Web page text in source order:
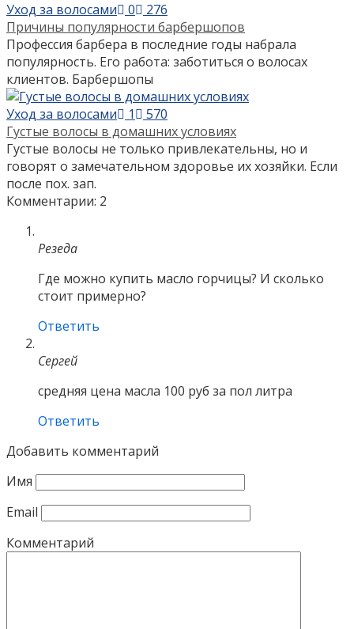
Уход за волосами
0
276
Причины популярности барбершопов
Профессия барбера в последние годы набрала
популярность. Его работа: заботиться о волосах
клиентов. Барбершопы
Уход за волосами
1
570
Густые волосы в домашних условиях
Густые волосы не только привлекательны, но и
говорят о замечательном здоровье их хозяйки. Если
после пох. зап.
Комментарии: 2
Резеда
Где можно купить масло горчицы? И сколько
стоит примерно?
Ответить
Сергей
средняя цена масла 100 руб за пол литра
Ответить
Добавить комментарий
Имя
Email
Комментарий